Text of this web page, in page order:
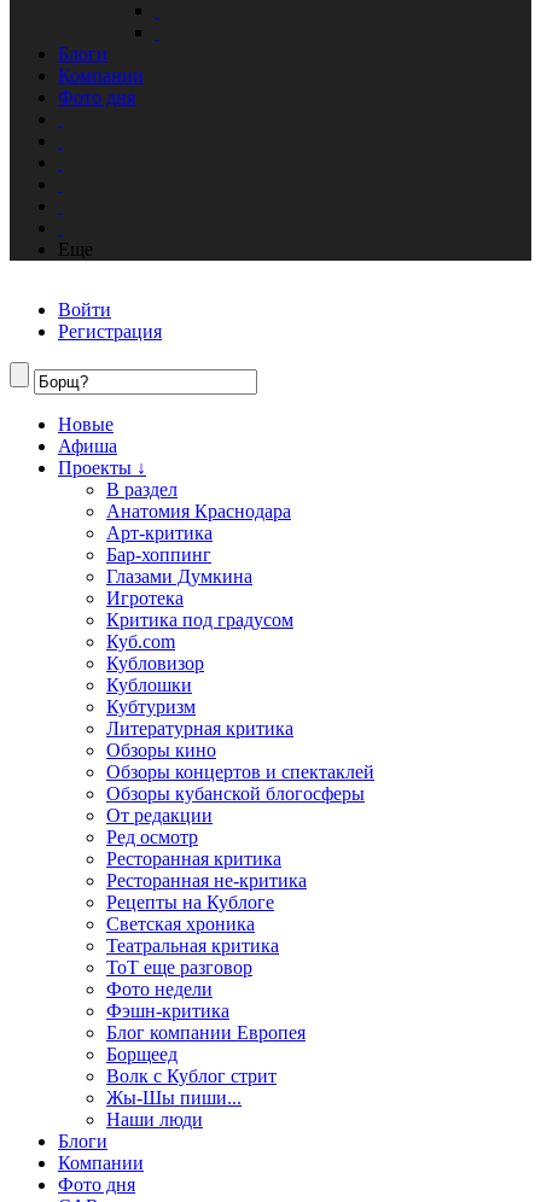
Блоги
Компании
Фото дня
Еще
Войти
Регистрация
Новые
Афиша
Проекты ↓
В раздел
Анатомия Краснодара
Арт-критика
Бар-хоппинг
Глазами Думкина
Игротека
Критика под градусом
Куб.com
Кубловизор
Кублошки
Кубтуризм
Литературная критика
Обзоры кино
Обзоры концертов и спектаклей
Обзоры кубанской блогосферы
От редакции
Ред осмотр
Ресторанная критика
Ресторанная не-критика
Рецепты на Кублоге
Светская хроника
Театральная критика
ТоТ еще разговор
Фото недели
Фэшн-критика
Блог компании Европея
Борщеед
Волк с Кублог стрит
Жы-Шы пиши...
Наши люди
Блоги
Компании
Фото дня